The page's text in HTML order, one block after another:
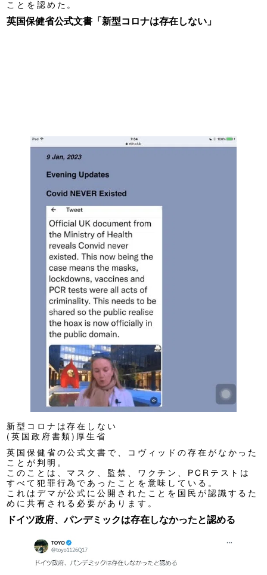
ことを認めた。
英国保健省公式文書「新型コロナは存在しない」
新型コロナは存在しない
(英国政府書類)厚生省
英国保健省の公式文書で、コヴィッドの存在がなかった
ことが判明。
このことは、マスク、監禁、ワクチン、PCRテストは
すべて犯罪行為であったことを意味している。
これはデマが公式に公開されたことを国民が認識するた
めに共有される必要があります。
ドイツ政府、パンデミックは存在しなかったと認める